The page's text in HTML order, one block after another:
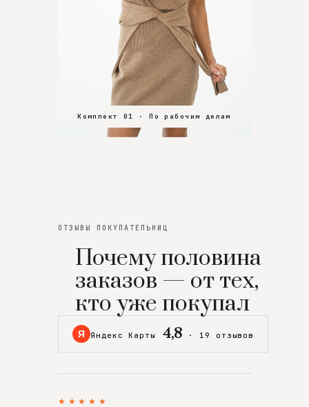
Комплект 01 · По рабочим делам
Комплект 02 · В зал
Комплект 03 · На особенный вечер
ОТЗЫВЫ ПОКУПАТЕЛЬНИЦ
Почему половина
заказов — от тех,
кто уже покупал
Я Яндекс Карты 4,8 · 19 отзывов
★★★★★